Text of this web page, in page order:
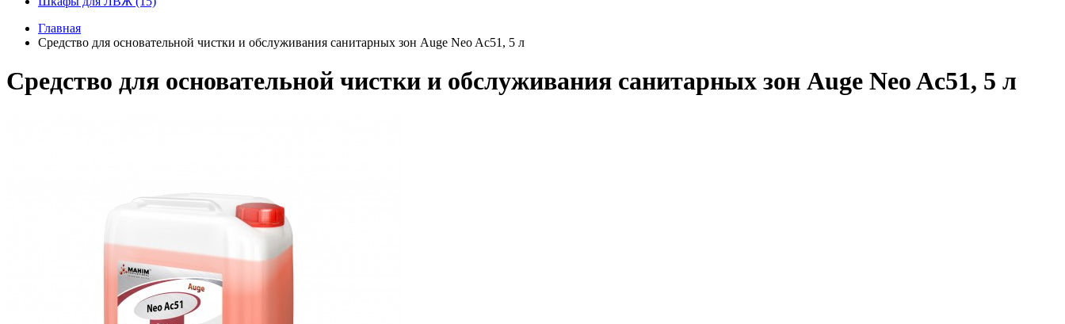
Главная
Средство для основательной чистки и обслуживания санитарных зон Auge Neo Ac51, 5 л
Средство для основательной чистки и обслуживания санитарных зон Auge Neo Ac51, 5 л